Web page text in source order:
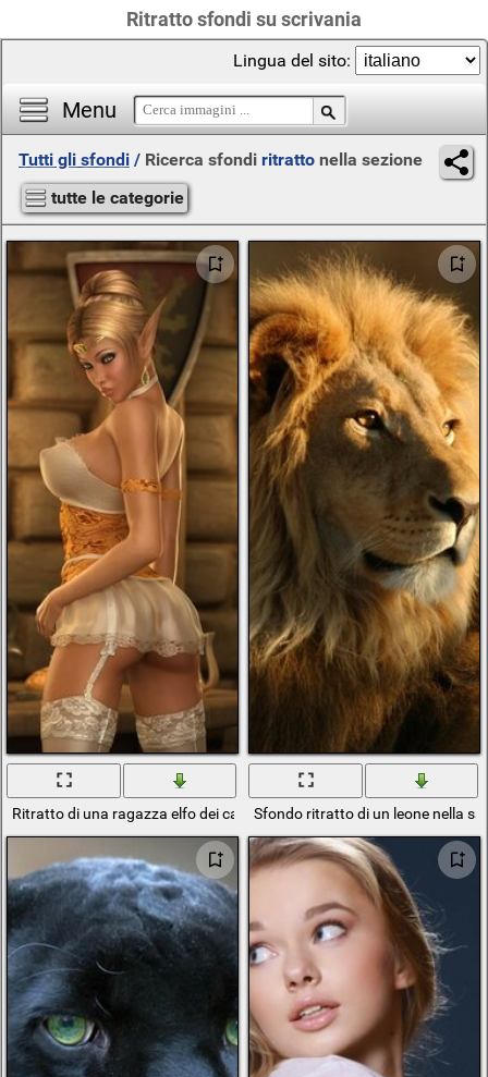
Ritratto sfondi su scrivania
Menu
Lingua del sito:
Tutti gli sfondi / Ricerca sfondi ritratto nella sezione
tutte le categorie
Ritratto di una ragazza elfo dei cartoni animatiSfondo ritratto di un leone nella